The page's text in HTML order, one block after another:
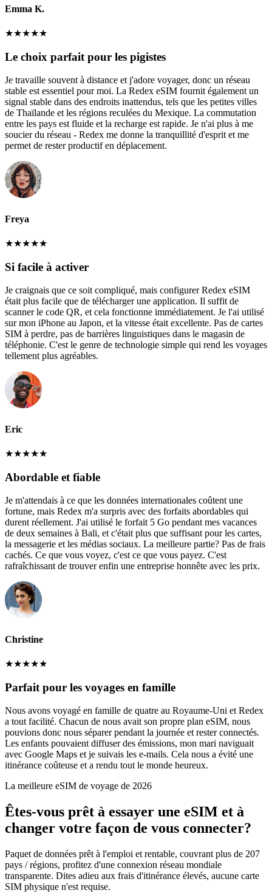
Emma K.
★★★★★
Le choix parfait pour les pigistes
Je travaille souvent à distance et j'adore voyager, donc un réseau
stable est essentiel pour moi. La Redex eSIM fournit également un
signal stable dans des endroits inattendus, tels que les petites villes
de Thaïlande et les régions reculées du Mexique. La commutation
entre les pays est fluide et la recharge est rapide. Je n'ai plus à me
soucier du réseau - Redex me donne la tranquillité d'esprit et me
permet de rester productif en déplacement.
Freya
★★★★★
Si facile à activer
Je craignais que ce soit compliqué, mais configurer Redex eSIM
était plus facile que de télécharger une application. Il suffit de
scanner le code QR, et cela fonctionne immédiatement. Je l'ai utilisé
sur mon iPhone au Japon, et la vitesse était excellente. Pas de cartes
SIM à perdre, pas de barrières linguistiques dans le magasin de
téléphonie. C'est le genre de technologie simple qui rend les voyages
tellement plus agréables.
Eric
★★★★★
Abordable et fiable
Je m'attendais à ce que les données internationales coûtent une
fortune, mais Redex m'a surpris avec des forfaits abordables qui
durent réellement. J'ai utilisé le forfait 5 Go pendant mes vacances
de deux semaines à Bali, et c'était plus que suffisant pour les cartes,
la messagerie et les médias sociaux. La meilleure partie? Pas de frais
cachés. Ce que vous voyez, c'est ce que vous payez. C'est
rafraîchissant de trouver enfin une entreprise honnête avec les prix.
Christine
★★★★★
Parfait pour les voyages en famille
Nous avons voyagé en famille de quatre au Royaume-Uni et Redex
a tout facilité. Chacun de nous avait son propre plan eSIM, nous
pouvions donc nous séparer pendant la journée et rester connectés.
Les enfants pouvaient diffuser des émissions, mon mari naviguait
avec Google Maps et je suivais les e-mails. Cela nous a évité une
itinérance coûteuse et a rendu tout le monde heureux.
La meilleure eSIM de voyage de 2026
Êtes-vous prêt à essayer une eSIM et à
changer votre façon de vous connecter?
Paquet de données prêt à l'emploi et rentable, couvrant plus de 207
pays / régions, profitez d'une connexion réseau mondiale
transparente. Dites adieu aux frais d'itinérance élevés, aucune carte
SIM physique n'est requise.